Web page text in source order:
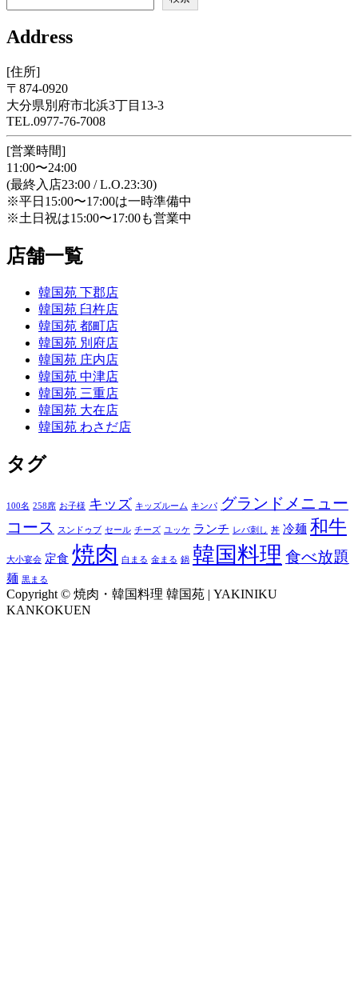
Address
[住所]
〒874-0920
大分県別府市北浜3丁目13-3
TEL.0977-76-7008
[営業時間]
11:00〜24:00
(最終入店23:00 / L.O.23:30)
※平日15:00〜17:00は一時準備中
※土日祝は15:00〜17:00も営業中
店舗一覧
韓国苑 下郡店
韓国苑 臼杵店
韓国苑 都町店
韓国苑 別府店
韓国苑 庄内店
韓国苑 中津店
韓国苑 三重店
韓国苑 大在店
韓国苑 わさだ店
タグ
100名 258席 お子様 キッズ キッズルーム キンパ グランドメニュー
コース
スンドゥブ セール チーズ ユッケ ランチ レバ刺し 丼 冷麺 和牛
大小宴会 定食 焼肉 白まる 金まる 鍋 韓国料理 食べ放題
麺 黒まる
Copyright © 焼肉・韓国料理 韓国苑 | YAKINIKU
KANKOKUEN